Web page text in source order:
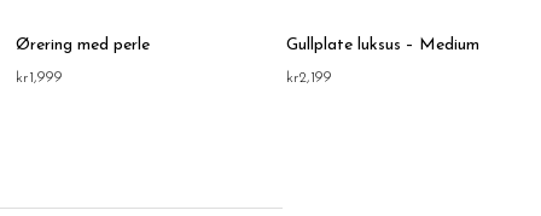
Ørering med perle
kr1,999
Gullplate luksus – Medium
kr2,199